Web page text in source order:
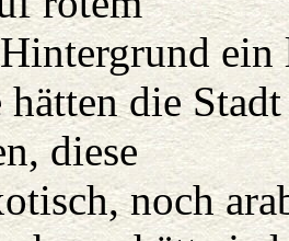
ein
hätten die
diese
noch